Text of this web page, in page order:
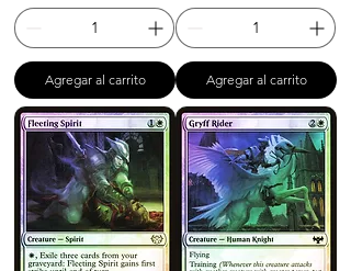
Agregar al carrito Agregar al carrito